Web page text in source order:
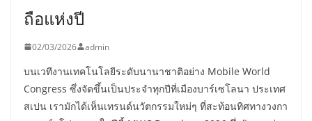
ถือแห่งปี
02/03/2026 admin
บนเวทีงานเทคโนโลยีระดับนานาชาติอย่าง Mobile World
Congress ซึ่งจัดขึ้นเป็นประจำทุกปีที่เมืองบาร์เซโลนา ประเทศ
สเปน เรามักได้เห็นเทรนด์นวัตกรรมใหม่ๆ ที่สะท้อนทิศทางวงกา